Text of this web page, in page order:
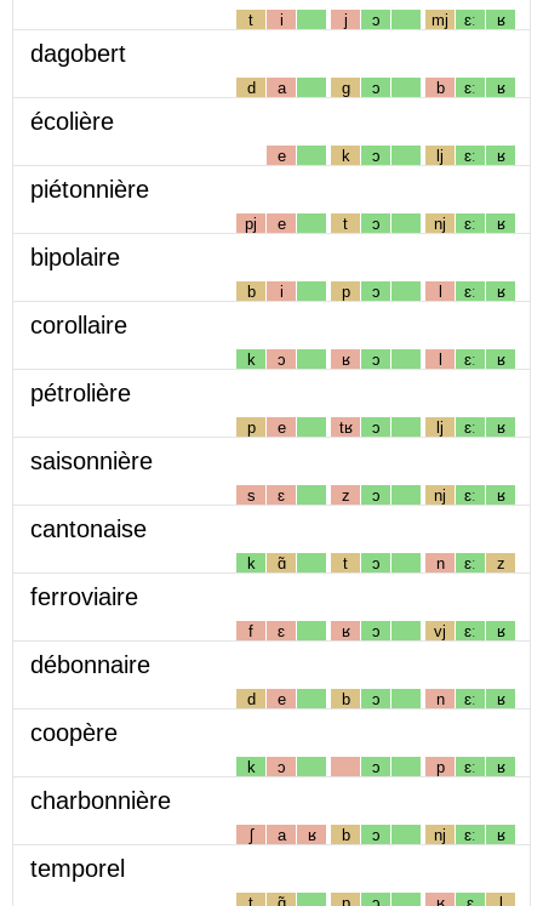
t i j ɔ mj ɛː ʁ
dagobert
d a g ɔ b ɛː ʁ
écolière
e k ɔ lj ɛː ʁ
piétonnière
pj e t ɔ nj ɛː ʁ
bipolaire
b i p ɔ l ɛː ʁ
corollaire
k ɔ ʁ ɔ l ɛː ʁ
pétrolière
p e tʁ ɔ lj ɛː ʁ
saisonnière
s ɛ z ɔ nj ɛː ʁ
cantonaise
k ɑ̃ t ɔ n ɛː z
ferroviaire
f ɛ ʁ ɔ vj ɛː ʁ
débonnaire
d e b ɔ n ɛː ʁ
coopère
k ɔ ɔ p ɛː ʁ
charbonnière
ʃ a ʁ b ɔ nj ɛː ʁ
temporel